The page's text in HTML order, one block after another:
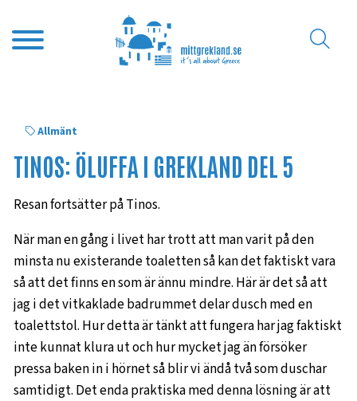
Allmänt
TINOS: ÖLUFFA I GREKLAND DEL 5
Resan fortsätter på Tinos.
När man en gång i livet har trott att man varit på den
minsta nu existerande toaletten så kan det faktiskt vara
så att det finns en som är ännu mindre. Här är det så att
jag i det vitkaklade badrummet delar dusch med en
toalettstol. Hur detta är tänkt att fungera har jag faktiskt
inte kunnat klura ut och hur mycket jag än försöker
pressa baken in i hörnet så blir vi ändå två som duschar
samtidigt. Det enda praktiska med denna lösning är att